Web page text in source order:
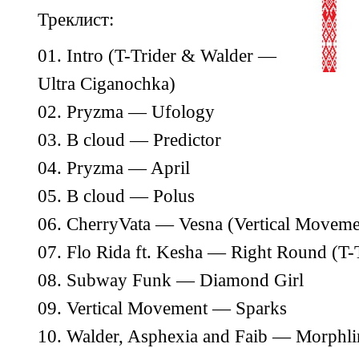
Треклист:
01. Intro (T-Trider & Walder —
Ultra Ciganochka)
02. Pryzma — Ufology
03. B cloud — Predictor
04. Pryzma — April
05. B cloud — Polus
06. CherryVata — Vesna (Vertical
07. Flo Rida ft. Kesha — Right Round (T-
08. Subway Funk — Diamond Girl
09. Vertical Movement — Sparks
10. Walder, Asphexia and Faib —